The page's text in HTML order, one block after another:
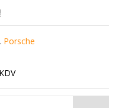
, Porsche